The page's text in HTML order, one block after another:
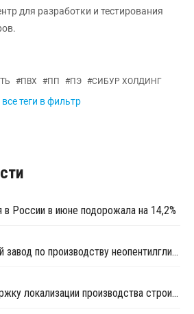
для разработки и тестирования
#ПВХ #ПП #ПЭ #СИБУР ХОЛДИНГ
теги в фильтр
в России в июне подорожала на 14,2%
BASF открывает новый завод по производству неопентилгликоля на своем производственном комплексе в Китае
СИБУР окажет поддержку локализации производства строительных материалов